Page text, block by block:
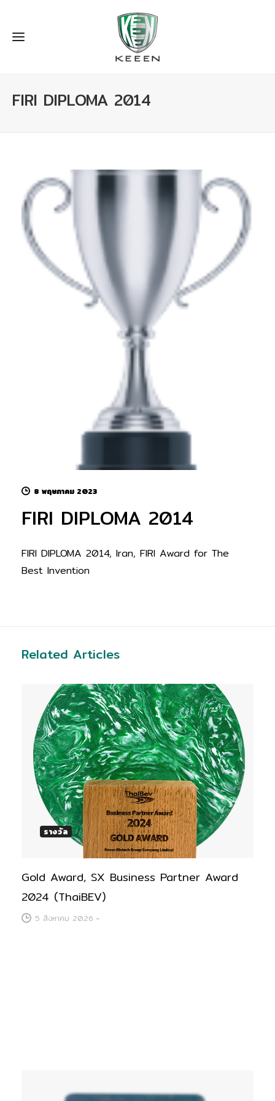
FIRI DIPLOMA 2014
8 พฤษภาคม 2023
FIRI DIPLOMA 2014
FIRI DIPLOMA 2014, Iran, FIRI Award for The
Best Invention
Related Articles
รางวัล
Gold Award, SX Business Partner Award
2024 (ThaiBEV)
5 สิงหาคม 2026 -